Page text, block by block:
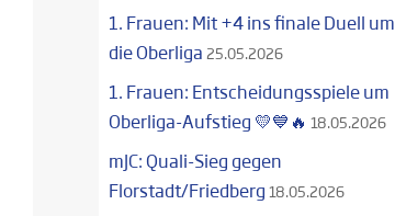
1. Frauen: Mit +4 ins finale Duell um
die Oberliga 25.05.2026
1. Frauen: Entscheidungsspiele um
Oberliga-Aufstieg 💛💙🔥 18.05.2026
mJC: Quali-Sieg gegen
Florstadt/Friedberg 18.05.2026